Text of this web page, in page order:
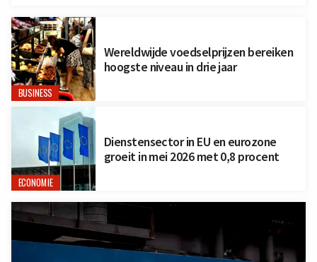
BUSINESS
Wereldwijde voedselprijzen bereiken
hoogste niveau in drie jaar
ECONOMIE
Dienstensector in EU en eurozone
groeit in mei 2026 met 0,8 procent